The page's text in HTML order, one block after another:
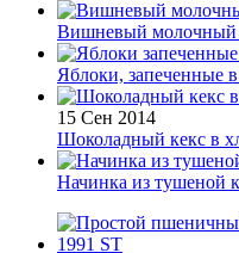
Вишневый молочный
Яблоки, запеченные
15 Сен 2014
Шоколадный кекс в
Начинка из тушеной